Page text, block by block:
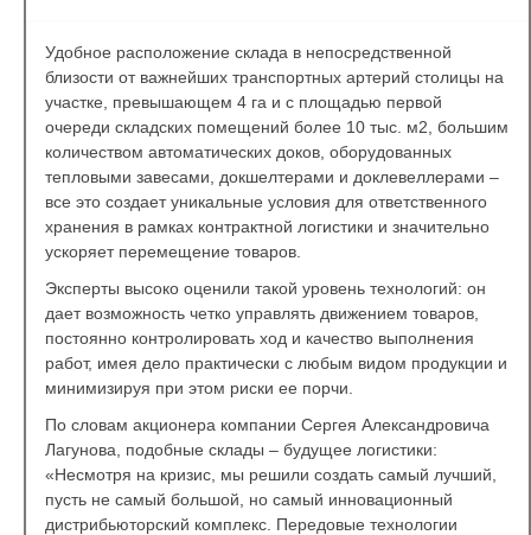
Удобное расположение склада в непосредственной
близости от важнейших транспортных артерий столицы на
участке, превышающем 4 га и с площадью первой
очереди складских помещений более 10 тыс. м2, большим
количеством автоматических доков, оборудованных
тепловыми завесами, докшелтерами и доклевеллерами –
все это создает уникальные условия для ответственного
хранения в рамках контрактной логистики и значительно
ускоряет перемещение товаров.
Эксперты высоко оценили такой уровень технологий: он
дает возможность четко управлять движением товаров,
постоянно контролировать ход и качество выполнения
работ, имея дело практически с любым видом продукции и
минимизируя при этом риски ее порчи.
По словам акционера компании Сергея Александровича
Лагунова, подобные склады – будущее логистики:
«Несмотря на кризис, мы решили создать самый лучший,
пусть не самый большой, но самый инновационный
дистрибьюторский комплекс. Передовые технологии